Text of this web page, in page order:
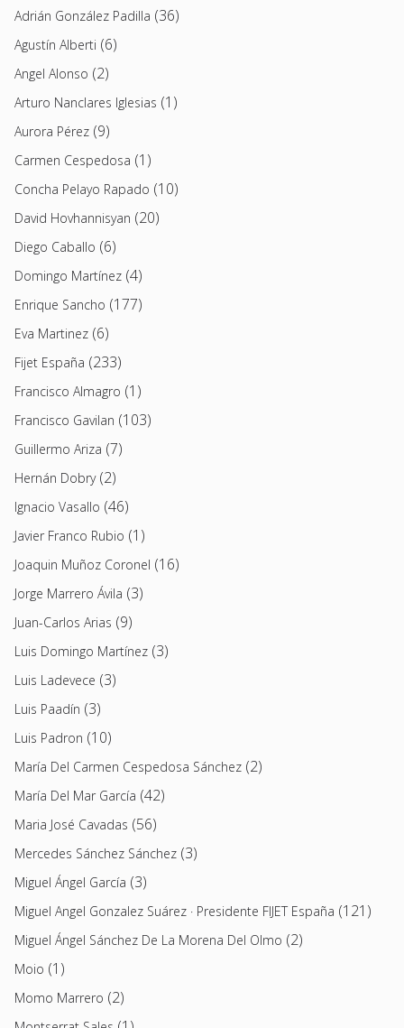
Adrián González Padilla (36)
Agustín Alberti (6)
Angel Alonso (2)
Arturo Nanclares Iglesias (1)
Aurora Pérez (9)
Carmen Cespedosa (1)
Concha Pelayo Rapado (10)
David Hovhannisyan (20)
Diego Caballo (6)
Domingo Martínez (4)
Enrique Sancho (177)
Eva Martinez (6)
Fijet España (233)
Francisco Almagro (1)
Francisco Gavilan (103)
Guillermo Ariza (7)
Hernán Dobry(2)
Ignacio Vasallo (46)
Javier Franco Rubio (1)
Joaquin Muñoz Coronel (16)
Jorge Marrero Ávila (3)
Juan-Carlos Arias (9)
Luis Domingo Martínez (3)
Luis Ladevece (3)
Luis Paadín (3)
Luis Padron (10)
María Del Carmen Cespedosa Sánchez (2)
María Del Mar García (42)
Maria José Cavadas (56)
Mercedes Sánchez Sánchez (3)
Miguel Ángel García (3)
Miguel Angel Gonzalez Suárez · Presidente FIJET España (121)
Miguel Ángel Sánchez De La Morena Del Olmo (2)
Moio (1)
Momo Marrero (2)